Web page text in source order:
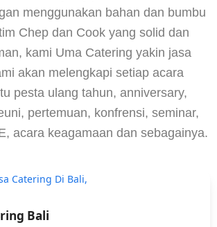
menggunakan bahan dan bumbu
Chep dan Cook yang solid dan
kami Uma Catering yakin jasa
akan melengkapi setiap acara
pesta ulang tahun, anniversary,
pertemuan, konfrensi, seminar,
acara keagamaan dan sebagainya.
Bali